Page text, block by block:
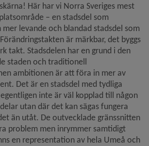
Här har vi Norra Sveriges mest
– en stadsdel som
levande och blandad stadsdel som
är märkbar, det byggs
takt. Stadsdelen har en grund i den
staden och traditionell
ambitionen är att föra in mer av
Det är en stadsdel med tydliga
inte är väl kopplad till någon
utan där det kan sägas fungera
än utåt. De outvecklade gränssnitten
problem men inrymmer samtidigt
en representation av hela Umeå och